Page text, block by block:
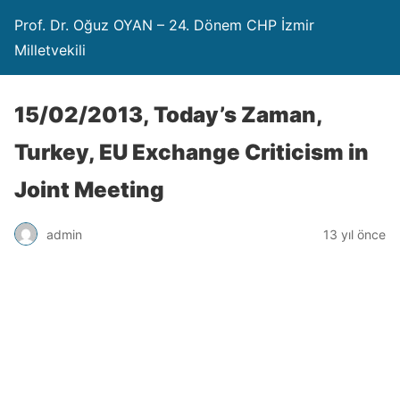
Prof. Dr. Oğuz OYAN – 24. Dönem CHP İzmir
Milletvekili
15/02/2013, Today’s Zaman,
Turkey, EU Exchange Criticism in
Joint Meeting
admin 13 yıl önce